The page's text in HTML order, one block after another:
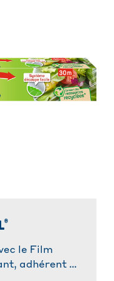
®
le Film
adhérent et